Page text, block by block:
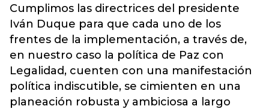
Cumplimos las directrices del presidente
Iván Duque para que cada uno de los
frentes de la implementación, a través de,
en nuestro caso la política de Paz con
Legalidad, cuenten con una manifestación
política indiscutible, se cimienten en una
planeación robusta y ambiciosa a largo